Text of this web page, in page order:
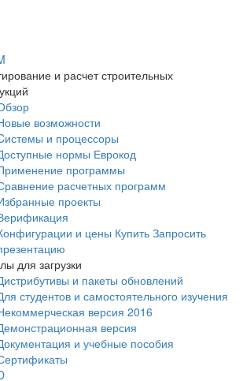
и расчет строительных
возможности
и процессоры
нормы Еврокод
программы
расчетных программ
проекты
и цены Купить Запросить
для загрузки
и пакеты обновлений
студентов и самостоятельного изучения
версия 2016
версия
и учебные пособия